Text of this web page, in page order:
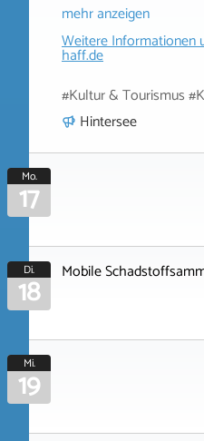
mehr anzeigen
Weitere Informationen
haff.de
#Kultur & Tourismus
Hintersee
Mo.
17
Di.
18 Mobile
Mi.
19